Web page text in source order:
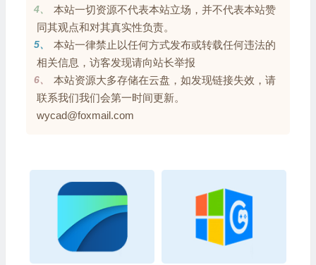
4、
本站一切资源不代表本站立场，并不代表本站赞
同其观点和对其真实性负责。
5、
本站一律禁止以任何方式发布或转载任何违法的
相关信息，访客发现请向站长举报
6、
本站资源大多存储在云盘，如发现链接失效，请
联系我们我们会第一时间更新。
wycad@foxmail.com